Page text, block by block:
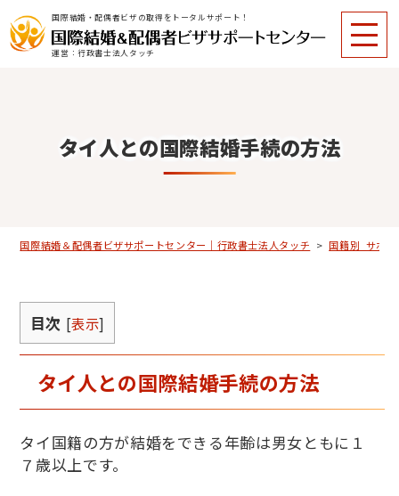
国際結婚・配偶者ビザの取得をトータルサポート！
運営：行政書士法人タッチ
タイ人との国際結婚手続の方法
国際結婚＆配偶者ビザサポートセンター｜行政書士法人タッチ >国籍別_サポ
目次 [表示]
タイ人との国際結婚手続の方法
タイ国籍の方が結婚をできる年齢は男女ともに１
７歳以上です。